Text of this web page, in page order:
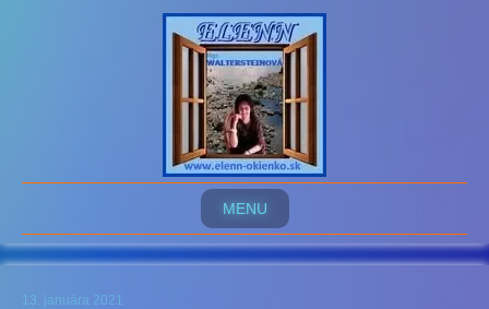
MENU
13. januára 2021